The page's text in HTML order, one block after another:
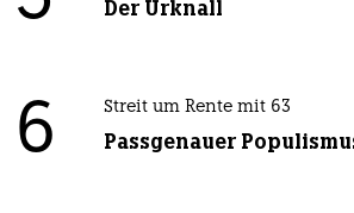
Der Urknall
6 Streit um Rente mit 63
Passgenauer